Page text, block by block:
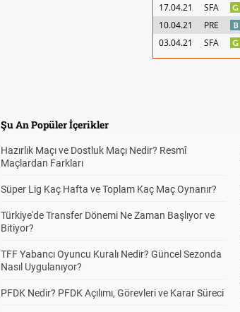
17.04.21
SFA
10.04.21
PRE
03.04.21
SFA
Şu An Popüler İçerikler
Hazırlık Maçı ve Dostluk Maçı Nedir? Resmî
Maçlardan Farkları
Süper Lig Kaç Hafta ve Toplam Kaç Maç Oynanır?
Türkiye'de Transfer Dönemi Ne Zaman Başlıyor ve
Bitiyor?
TFF Yabancı Oyuncu Kuralı Nedir? Güncel Sezonda
Nasıl Uygulanıyor?
PFDK Nedir? PFDK Açılımı, Görevleri ve Karar Süreci